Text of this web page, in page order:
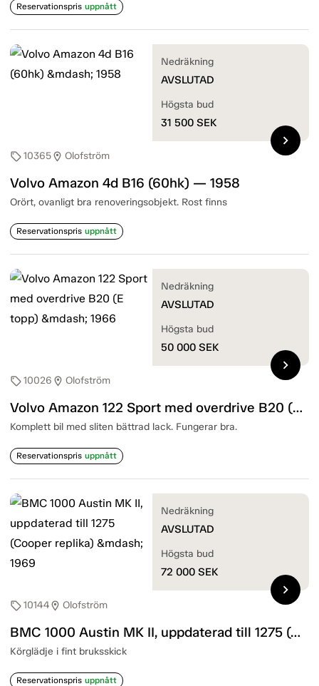
Reservationspris uppnått
sell10365location_on Olofström
Volvo Amazon 4d B16 (60hk) — 1958
Orört, ovanligt bra renoveringsobjekt. Rost finns
Reservationspris uppnått
Nedräkning
AVSLUTAD
Högsta bud
31 500 SEK
chevron_right
sell10026 location_on Olofström
Volvo Amazon 122 Sport med overdrive B20 (E topp) — 1966
Komplett bil med sliten bättrad lack. Fungerar bra.
Reservationspris uppnått
Nedräkning
AVSLUTAD
Högsta bud
50 000 SEK
chevron_right
sell10144location_on Olofström
BMC 1000 Austin MK II, uppdaterad till 1275 (Cooper replika) — 1969
Körglädje i fint bruksskick
Reservationspris uppnått
Nedräkning
AVSLUTAD
Högsta bud
72 000 SEK
chevron_right